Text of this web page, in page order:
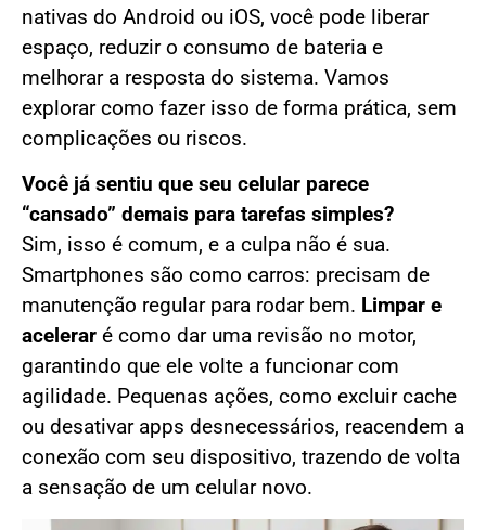
nativas do Android ou iOS, você pode liberar
espaço, reduzir o consumo de bateria e
melhorar a resposta do sistema. Vamos
explorar como fazer isso de forma prática, sem
complicações ou riscos.
Você já sentiu que seu celular parece
“cansado” demais para tarefas simples?
Sim, isso é comum, e a culpa não é sua.
Smartphones são como carros: precisam de
manutenção regular para rodar bem. Limpar e
acelerar é como dar uma revisão no motor,
garantindo que ele volte a funcionar com
agilidade. Pequenas ações, como excluir cache
ou desativar apps desnecessários, reacendem a
conexão com seu dispositivo, trazendo de volta
a sensação de um celular novo.